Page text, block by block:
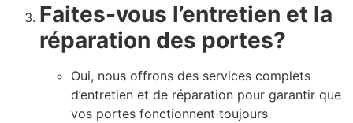
Faites-vous l’entretien et la
réparation des portes?
Oui, nous offrons des services complets
d’entretien et de réparation pour garantir que
vos portes fonctionnent toujours